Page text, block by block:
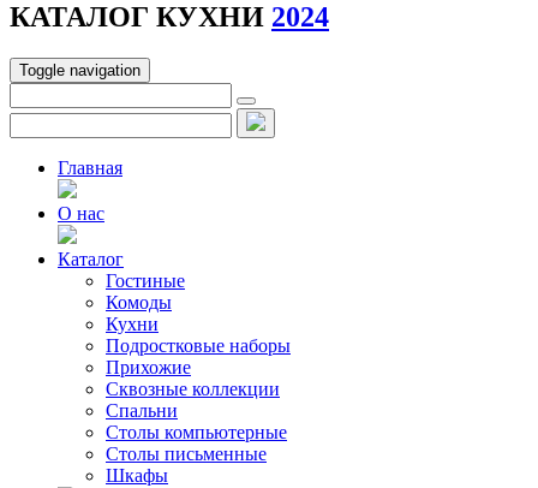
КАТАЛОГ КУХНИ 2024
Toggle navigation
Главная
О нас
Каталог
Гостиные
Комоды
Кухни
Подростковые наборы
Прихожие
Сквозные коллекции
Спальни
Столы компьютерные
Столы письменные
Шкафы